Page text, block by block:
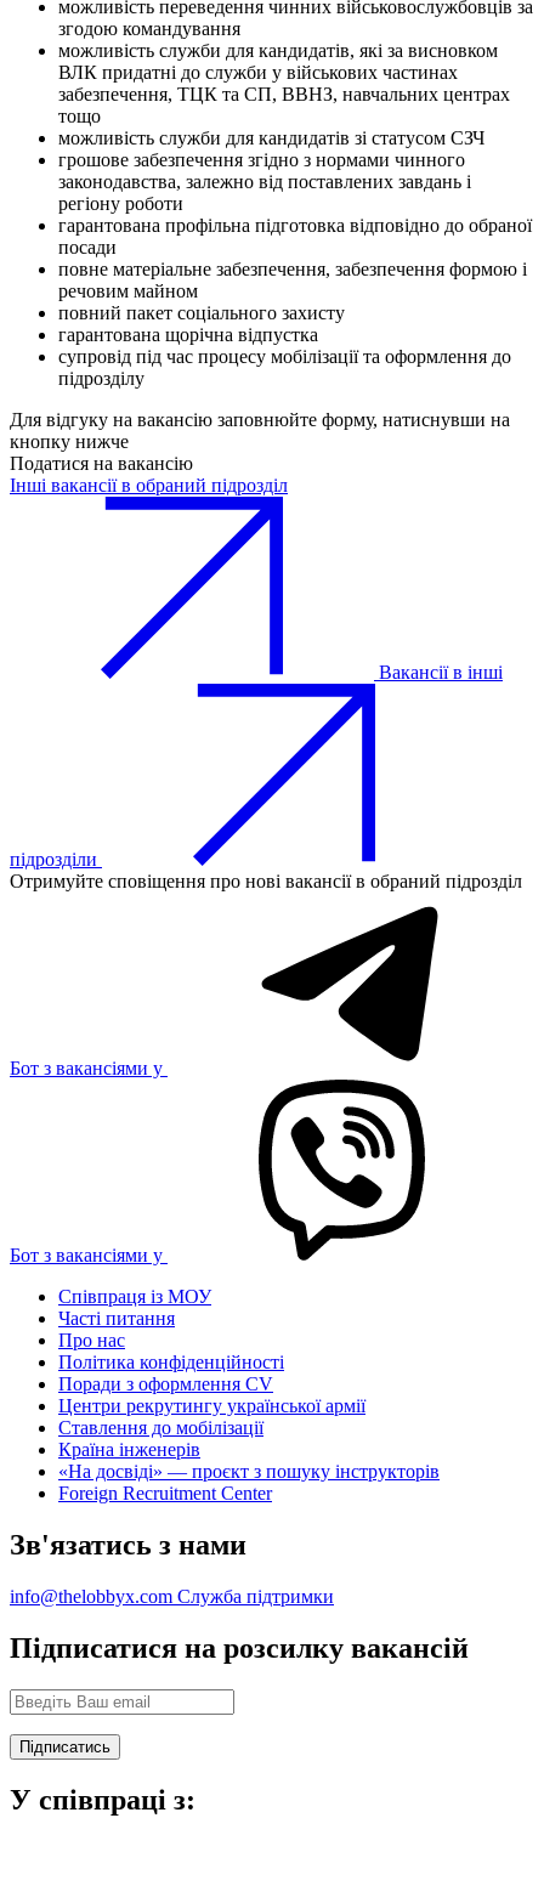
можливість переведення чинних військовослужбовців за
згодою командування
можливість служби для кандидатів, які за висновком
ВЛК придатні до служби у військових частинах
забезпечення, ТЦК та СП, ВВНЗ, навчальних центрах
тощо
можливість служби для кандидатів зі статусом СЗЧ
грошове забезпечення згідно з нормами чинного
законодавства, залежно від поставлених завдань і
регіону роботи
гарантована профільна підготовка відповідно до обраної
посади
повне матеріальне забезпечення, забезпечення формою і
речовим майном
повний пакет соціального захисту
гарантована щорічна відпустка
супровід під час процесу мобілізації та оформлення до
підрозділу
Для відгуку на вакансію заповнюйте форму, натиснувши на
кнопку нижче
Податися на вакансію
Інші вакансії в обраний підрозділ
Вакансії в інші
підрозділи
Отримуйте сповіщення про нові вакансії в обраний підрозділ
Бот з вакансіями у
Бот з вакансіями у
Співпраця із МОУ
Часті питання
Про нас
Політика конфіденційності
Поради з оформлення CV
Центри рекрутингу української армії
Ставлення до мобілізації
Країна інженерів
«На досвіді» — проєкт з пошуку інструкторів
Foreign Recruitment Center
Зв'язатись з нами
info@thelobbyx.com Служба підтримки
Підписатися на розсилку вакансій
У співпраці з: